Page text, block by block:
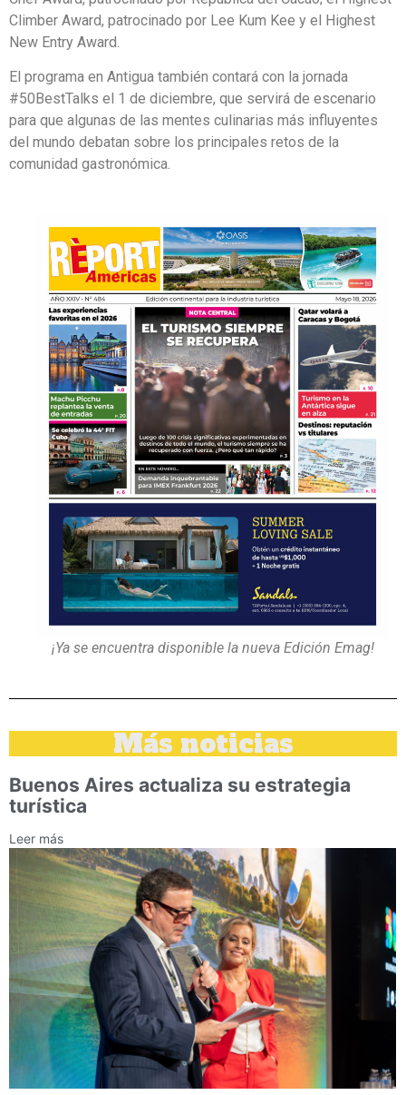
Climber Award, patrocinado por Lee Kum Kee y el Highest
New Entry Award.
El programa en Antigua también contará con la jornada
#50BestTalks el 1 de diciembre, que servirá de escenario
para que algunas de las mentes culinarias más influyentes
del mundo debatan sobre los principales retos de la
comunidad gastronómica.
¡Ya se encuentra disponible la nueva Edición Emag!
Más noticias
Buenos Aires actualiza su estrategia
turística
Leer más